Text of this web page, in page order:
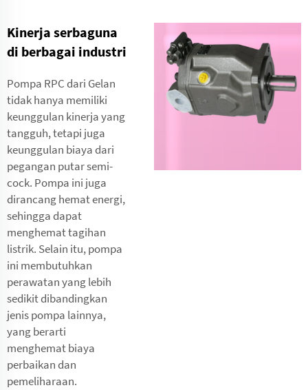
Kinerja serbaguna
di berbagai industri
Pompa RPC dari Gelan
tidak hanya memiliki
keunggulan kinerja yang
tangguh, tetapi juga
keunggulan biaya dari
pegangan putar semi-
cock. Pompa ini juga
dirancang hemat energi,
sehingga dapat
menghemat tagihan
listrik. Selain itu, pompa
ini membutuhkan
perawatan yang lebih
sedikit dibandingkan
jenis pompa lainnya,
yang berarti
menghemat biaya
perbaikan dan
pemeliharaan.